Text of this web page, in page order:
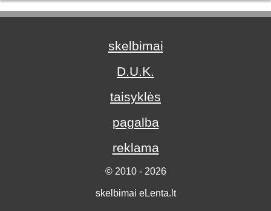
skelbimai
D.U.K.
taisyklės
pagalba
reklama
© 2010 - 2026
skelbimai eLenta.lt